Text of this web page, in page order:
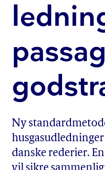
Ny
danske rederier.